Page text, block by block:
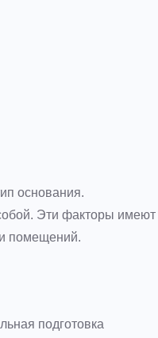
основания.
Эти факторы имеют
помещений.
подготовка